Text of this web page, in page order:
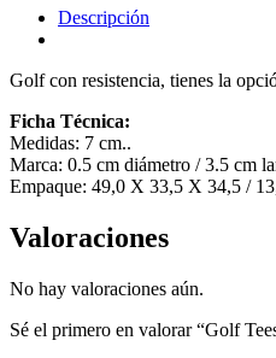
Descripción
Golf con resistencia, tienes la
Ficha Técnica:
Medidas: 7 cm..
Marca: 0.5 cm diámetro / 3.5 cm
Empaque: 49,0 X 33,5 X 34,5 /
Valoraciones
No hay valoraciones aún.
Sé el primero en valorar “Golf